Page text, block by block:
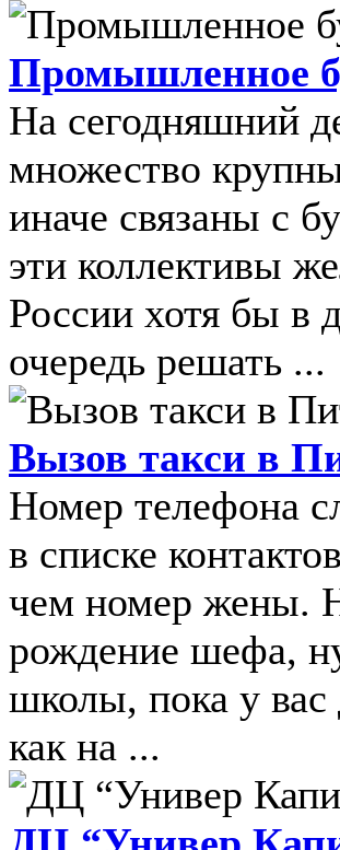
Промышленное
На сегодняшний
множество
иначе связаны с
эти коллективы
России хотя бы в
очередь решать ...
Вызов такси в
Номер телефона
в списке
чем номер жены.
рождение шефа,
школы, пока у вас
как на ...